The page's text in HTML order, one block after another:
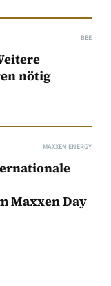
BEE
nötig
MAXXEN ENERGY
Maxxen Day